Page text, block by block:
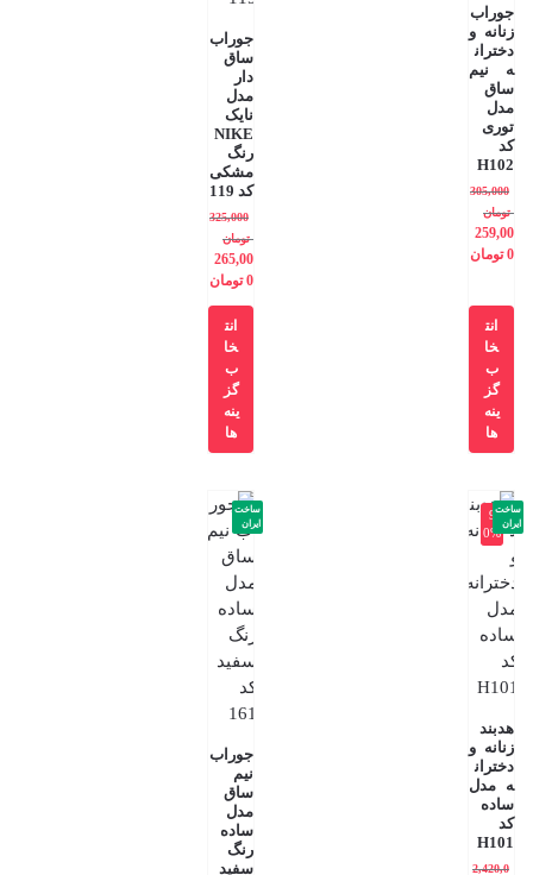
جوراب
زنانه و
دختران
ه نیم
ساق
مدل
توری
کد
H102
305,000
تومان
259,00
0 تومان
انت
خا
ب
گز
ینه
ها
جوراب
ساق
دار
مدل
نایک
NIKE
رنگ
مشکی
کد 119
325,000
تومان
265,00
0 تومان
انت
خا
ب
گز
ینه
ها
-9
0%
هدبند
زنانه و
دختران
ه مدل
ساده
کد
H101
2,420,0
ساخت
ایران
جوراب
نیم
ساق
مدل
ساده
رنگ
سفید
ساخت
ایران